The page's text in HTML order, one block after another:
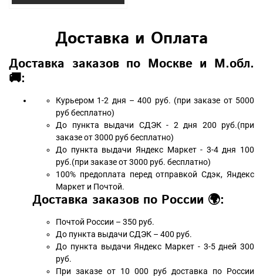
Доставка и Оплата
Доставка заказов по Москве и М.обл.
🚚:
Курьером 1-2 дня – 400 руб. (при заказе от 5000
руб бесплатно)
До пункта выдачи СДЭК - 2 дня 200 руб.(при
заказе от 3000 руб бесплатно)
До пункта выдачи Яндекс Маркет - 3-4 дня 100
руб.(при заказе от 3000 руб. бесплатно)
100% предоплата перед отправкой Сдэк, Яндекс
Маркет и Почтой.
Доставка заказов по России 🌍:
Почтой России – 350 руб.
До пункта выдачи СДЭК – 400 руб.
До пункта выдачи Яндекс Маркет - 3-5 дней 300
руб.
При заказе от 10 000 руб доставка по России